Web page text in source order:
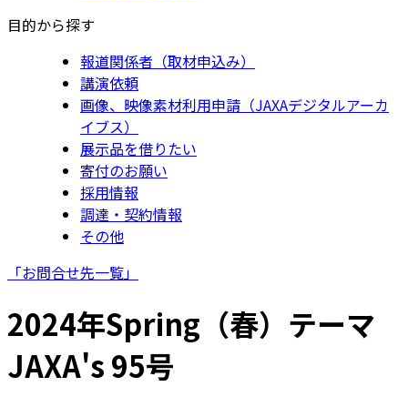
目的から探す
報道関係者（取材申込み）
講演依頼
画像、映像素材利用申請（JAXAデジタルアーカ
イブス）
展示品を借りたい
寄付のお願い
採用情報
調達・契約情報
その他
「お問合せ先一覧」
2024年Spring（春）テーマ
JAXA's 95号